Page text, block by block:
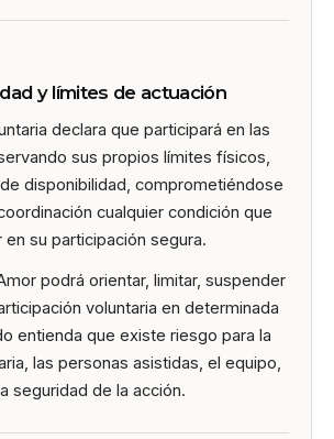
y límites de actuación
declara que participará en las
sus propios límites físicos,
disponibilidad, comprometiéndose
cualquier condición que
su participación segura.
podrá orientar, limitar, suspender
voluntaria en determinada
entienda que existe riesgo para la
las personas asistidas, el equipo,
seguridad de la acción.